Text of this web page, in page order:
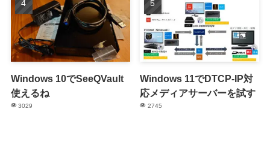
Windows 10でSeeQVault
使えるね
3029
Windows 11でDTCP-IP対
応メディアサーバーを試す
2745